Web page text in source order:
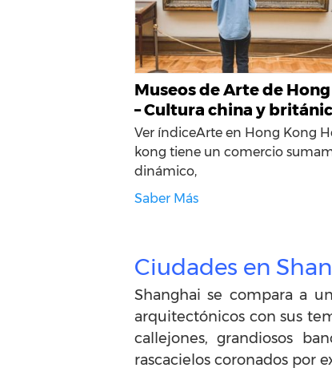
Museos de Arte de
– Cultura china y
Ver índiceArte en Hong Kong
kong tiene un comercio
dinámico,
Saber Más
Ciudades en
Shanghai se compara a
arquitectónicos con sus
callejones, grandiosos
rascacielos coronados por